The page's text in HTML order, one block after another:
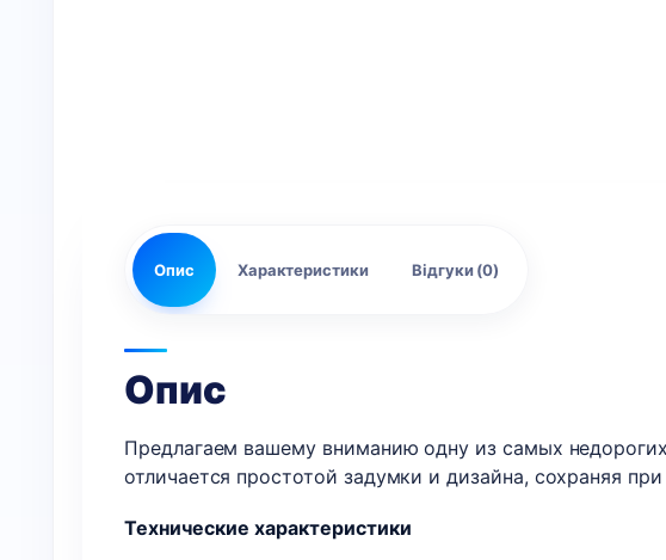
Опис Характеристики Відгуки (0)
Опис
Предлагаем вашему вниманию одну из самых
отличается простотой задумки и дизайна, сохраняя
Технические характеристики